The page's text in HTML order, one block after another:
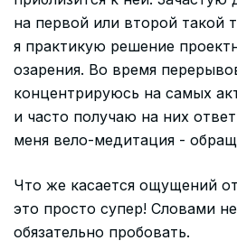
на первой или второй такой
я практикую решение
озарения. Во время
концентрируюсь на самых
и часто получаю на них
меня вело-медитация -
Что же касается ощущений
это просто супер! Словами
обязательно пробовать.